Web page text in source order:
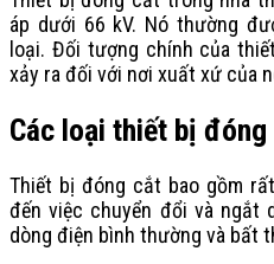
áp dưới 66 kV. Nó thường
loại. Đối tượng chính của
xảy ra đối với nơi xuất xứ của
Các loại thiết bị
Thiết bị đóng cắt bao gồm
đến việc chuyển đổi và ngắt
dòng điện bình thường và bất